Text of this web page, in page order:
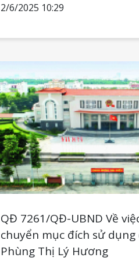
2/6/2025 10:29
QĐ 7261/QĐ-UBND Về
chuyển mục đích sử dụng
Phùng Thị Lý Hương